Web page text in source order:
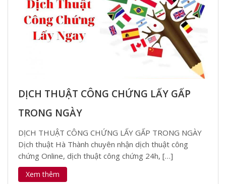
DỊCH THUẬT CÔNG CHỨNG LẤY GẤP
TRONG NGÀY
DỊCH THUẬT CÔNG CHỨNG LẤY GẤP TRONG NGÀY
Dịch thuật Hà Thành chuyên nhận dịch thuật công
chứng Online, dịch thuật công chứng 24h, […]
Xem thêm